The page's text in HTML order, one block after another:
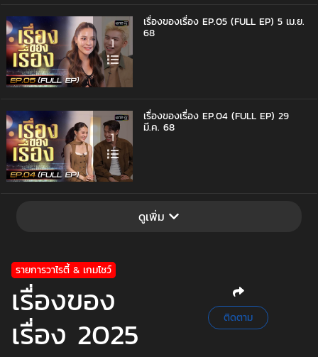
1
เรื่องของเรื่อง EP.05 (FULL EP) 5 เม.ย.
68
1
เรื่องของเรื่อง EP.04 (FULL EP) 29
มี.ค. 68
ดูเพิ่ม
รายการวาไรตี้ & เกมโชว์
เรื่องของ
เรื่อง 2025
ติดตาม